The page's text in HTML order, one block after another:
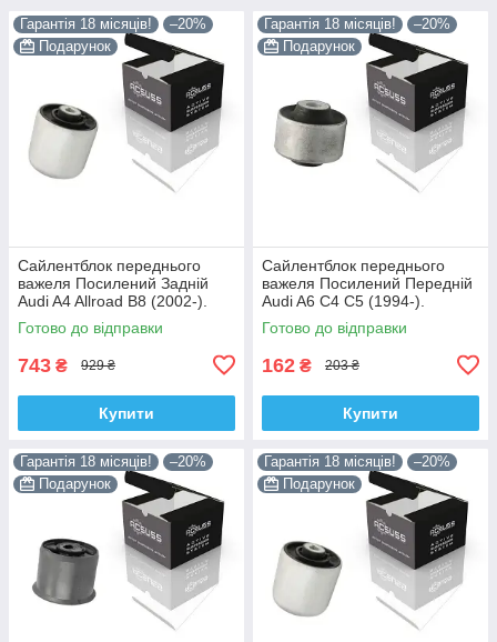
Гарантія 18 місяців!
–20%
Подарунок
Сайлентблок переднього
важеля Посилений Задній
Audi A4 Allroad B8 (2002-).
Нижній. Корея ACSUSS!
4H0407183 , TD1247W ,
Готово до відправки
743 ₴ 929 ₴
Купити
Гарантія 18 місяців!
–20%
Подарунок
Сайлентблок переднього
важеля Посилений Передній
Audi A6 C4 C5 (1994-).
Верхній. Корея ACSUSS!
35379 , JBU138 , TD1062W
Готово до відправки
162 ₴ 203 ₴
Купити
Гарантія 18 місяців!
–20%
Подарунок
Гарантія 18 місяців!
–20%
Подарунок